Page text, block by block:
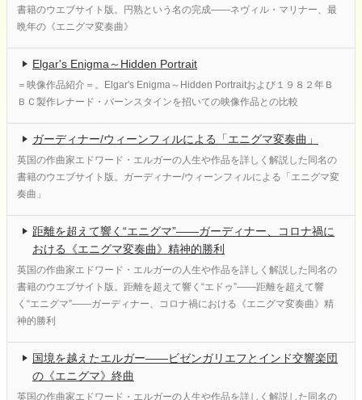
書籍のウエブサイト版。円熟という名の完成――ネヴィル・マリナー、最
晩年の《エニグマ変奏曲》
Elgar's Enigma～Hidden Portrait
＝映像作品紹介＝。Elgar's Enigma～Hidden Portraitおよび１９８２年Ｂ
ＢＣ製作レナード・バーンスタインを招いての映像作品との比較
ガーディナー/ウィーンフィルによる「エニグマ変奏曲」
英国の作曲家エドワード・エルガーの人生や作品を詳しく解説した同名の
書籍のウエブサイト版。ガーディナー/ウィーンフィルによる「エニグマ変
奏曲」
距離を超えて響く“エニグマ”――ガーディナー、コロナ禍に
おける《エニグマ変奏曲》精神的勝利
英国の作曲家エドワード・エルガーの人生や作品を詳しく解説した同名の
書籍のウエブサイト版。距離を超えて響く“エドゥ”――距離を超えて響
く“エニグマ”――ガーディナー、コロナ禍における《エニグマ変奏曲》精
神的勝利
国境を越えたエルガー――ビゼンガリエフとインド交響楽団
の《エニグマ》終曲
英国の作曲家エドワード・エルガーの人生や作品を詳しく解説した同名の